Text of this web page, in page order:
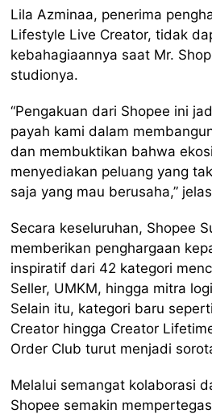
Lila Azminaa, penerima
Lifestyle Live Creator, tidak
kebahagiaannya saat Mr.
studionya.
“Pengakuan dari Shopee ini
payah kami dalam
dan membuktikan bahwa
menyediakan peluang yang
saja yang mau berusaha,”
Secara keseluruhan, Shopee
memberikan penghargaan
inspiratif dari 42 kategori
Seller, UMKM, hingga mitra
Selain itu, kategori baru
Creator hingga Creator
Order Club turut menjadi
Melalui semangat kolaborasi
Shopee semakin